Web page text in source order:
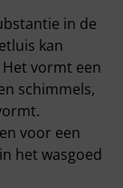
in de
kan
vormt een
schimmels,
voor een
het wasgoed